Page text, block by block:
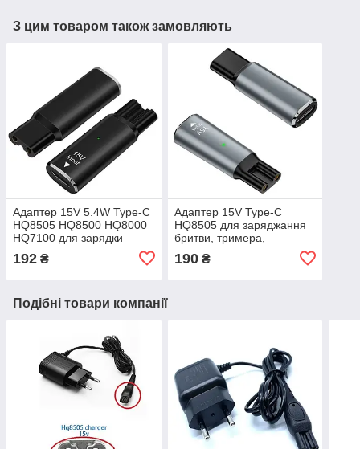
З цим товаром також замовляють
Адаптер 15V 5.4W Type-C
HQ8505 HQ8500 HQ8000
HQ7100 для зарядки
епілятора Philips 3000
192 ₴
Адаптер 15V Type-C
HQ8505 для заряджання
бритви, тримера,
Blade 3000 QP6520
190₴
Подібні товари компанії